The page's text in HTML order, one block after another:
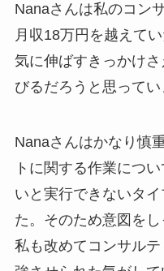
Nanaさんは私のコン
月収18万円を越えて
気に伸ばすきっかけ
びるだろうと思ってい
Nanaさんはかなり慎
トに関する作業につ
いと実行できないタ
た。そのため意図を
私も改めてコンサル